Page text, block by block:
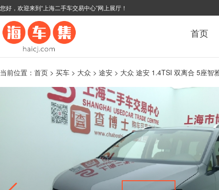
您好，欢迎来到“上海二手车交易中心”网上展厅！
首页
当前位置： 首页 > 买车 > 大众 > 途安 > 大众 途安 1.4TSI 双离合 5座智